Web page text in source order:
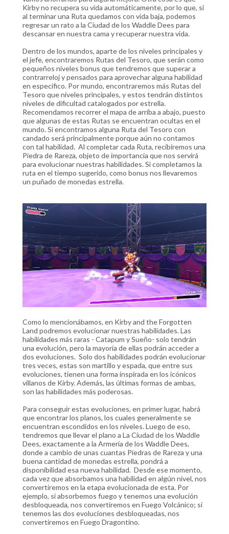
Kirby no recupera su vida automáticamente, por lo que, si
al terminar una Ruta quedamos con vida baja, podemos
regresar un rato a la Ciudad de los Waddle Dees para
descansar en nuestra cama y recuperar nuestra vida.
Dentro de los mundos, aparte de los niveles principales y
el jefe, encontraremos Rutas del Tesoro, que serán como
pequeños niveles bonus que tendremos que superar a
contrarreloj y pensados para aprovechar alguna habilidad
en específico. Por mundo, encontraremos más Rutas del
Tesoro que niveles principales, y estos tendrán distintos
niveles de dificultad catalogados por estrella.
Recomendamos recorrer el mapa de arriba a abajo, puesto
que algunas de estas Rutas se encuentran ocultas en el
mundo. Si encontramos alguna Ruta del Tesoro con
candado será principalmente porque aún no contamos
con tal habilidad. Al completar cada Ruta, recibiremos una
Piedra de Rareza, objeto de importancia que nos servirá
para evolucionar nuestras habilidades. Si completamos la
ruta en el tiempo sugerido, como bonus nos llevaremos
un puñado de monedas estrella.
Como lo mencionábamos, en Kirby and the Forgotten
Land podremos evolucionar nuestras habilidades. Las
habilidades más raras - Catapum y Sueño- solo tendrán
una evolución, pero la mayoría de ellas podrán acceder a
dos evoluciones. Solo dos habilidades podrán evolucionar
tres veces, estas son martillo y espada, que entre sus
evoluciones, tienen una forma inspirada en los icónicos
villanos de Kirby. Además, las últimas formas de ambas,
son las habilidades más poderosas.
Para conseguir estas evoluciones, en primer lugar, habrá
que encontrar los planos, los cuales generalmente se
encuentran escondidos en los niveles. Luego de eso,
tendremos que llevar el plano a La Ciudad de los Waddle
Dees, exactamente a la Armería de los Waddle Dees,
donde a cambio de unas cuantas Piedras de Rareza y una
buena cantidad de monedas estrella, pondrá a
disponibilidad esa nueva habilidad. Desde ese momento,
cada vez que absorbamos una habilidad en algún nivel, nos
convertiremos en la etapa evolucionada de esta. Por
ejemplo, si absorbemos fuego y tenemos una evolución
desbloqueada, nos convertiremos en Fuego Volcánico; si
tenemos las dos evoluciones desbloqueadas, nos
convertiremos en Fuego Dragontino.